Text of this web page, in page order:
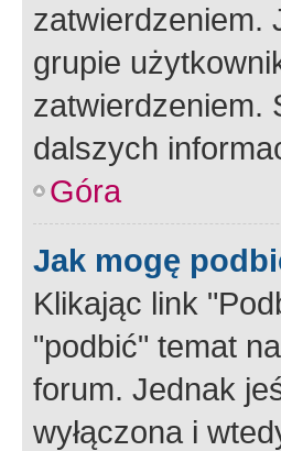
zatwierdzeniem.
grupie
zatwierdzeniem.
dalszych
Góra
Jak mogę
Klikając link
"podbić" temat
forum. Jednak
wyłączona i